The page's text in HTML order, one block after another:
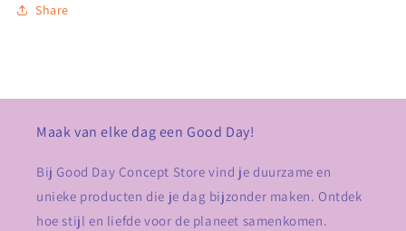
Share
Maak van elke dag een Good Day!
Bij Good Day Concept Store vind je duurzame en
unieke producten die je dag bijzonder maken. Ontdek
hoe stijl en liefde voor de planeet samenkomen.